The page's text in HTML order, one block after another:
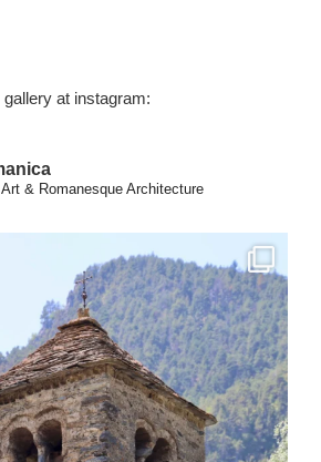
gallery at instagram:
& Romanesque Architecture